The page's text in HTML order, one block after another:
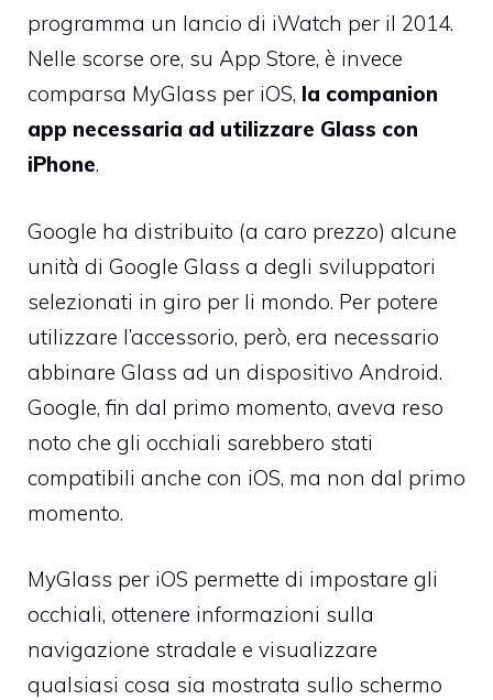
programma un lancio di iWatch per il 2014.
Nelle scorse ore, su App Store, è invece
comparsa MyGlass per iOS, la companion
app necessaria ad utilizzare Glass con
iPhone.
Google ha distribuito (a caro prezzo) alcune
unità di Google Glass a degli sviluppatori
selezionati in giro per li mondo. Per potere
utilizzare l’accessorio, però, era necessario
abbinare Glass ad un dispositivo Android.
Google, fin dal primo momento, aveva reso
noto che gli occhiali sarebbero stati
compatibili anche con iOS, ma non dal primo
momento.
MyGlass per iOS permette di impostare gli
occhiali, ottenere informazioni sulla
navigazione stradale e visualizzare
qualsiasi cosa sia mostrata sullo schermo